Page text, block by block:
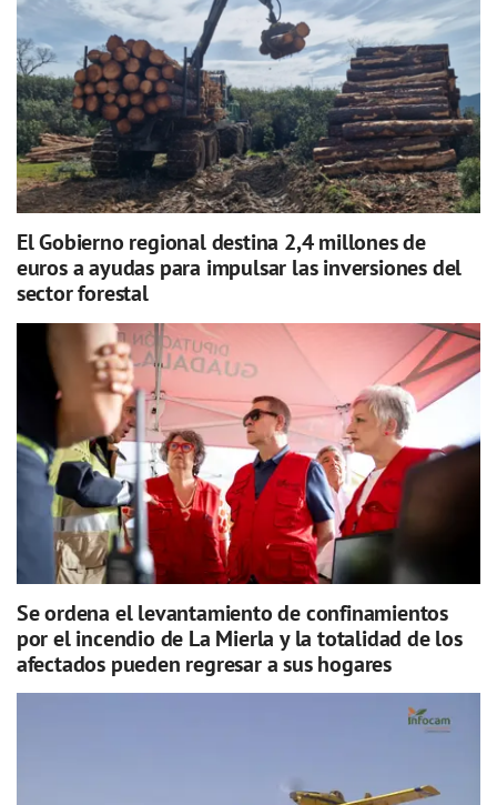
El Gobierno regional destina 2,4 millones de
euros a ayudas para impulsar las inversiones del
sector forestal
Se ordena el levantamiento de confinamientos
por el incendio de La Mierla y la totalidad de los
afectados pueden regresar a sus hogares